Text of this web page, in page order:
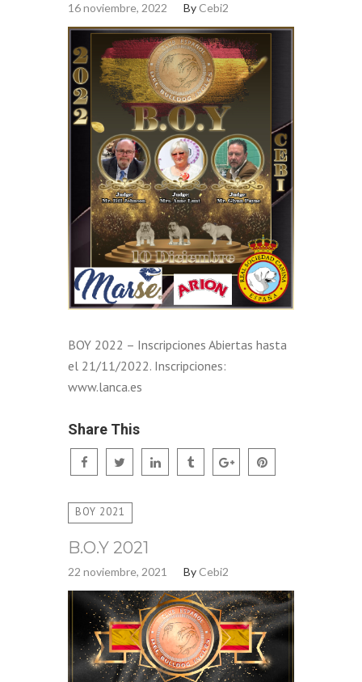
16 noviembre, 2022 ByCebi2
BOY 2022 – Inscripciones Abiertas hasta
el 21/11/2022. Inscripciones:
www.lanca.es
Share This
BOY 2021
B.O.Y 2021
22 noviembre, 2021 ByCebi2